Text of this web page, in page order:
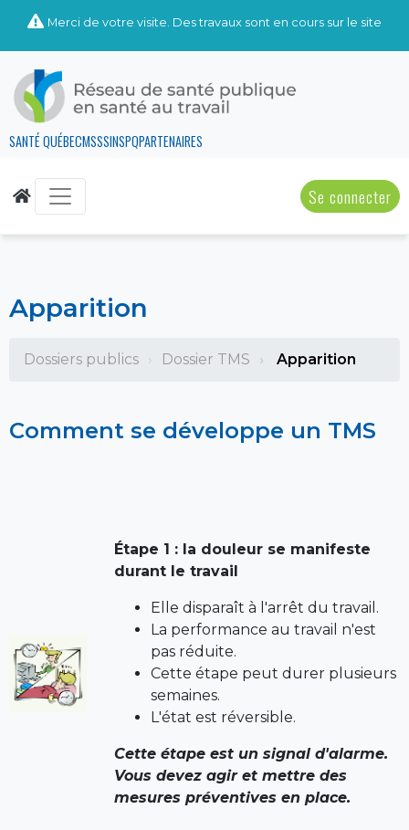
Merci de votre visite. Des travaux sont en cours sur le site
SANTÉ QUÉBECMSSSINSPQPARTENAIRES
Se connecter
Apparition
Dossiers publics Dossier TMS Apparition
Comment se développe un TMS
Étape 1 : la douleur se manifeste
durant le travail
Elle disparaît à l'arrêt du travail.
La performance au travail n'est
pas réduite.
Cette étape peut durer plusieurs
semaines.
L'état est réversible.
Cette étape est un signal d'alarme.
Vous devez agir et mettre des
mesures préventives en place.